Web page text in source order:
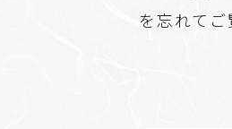
を忘れてご